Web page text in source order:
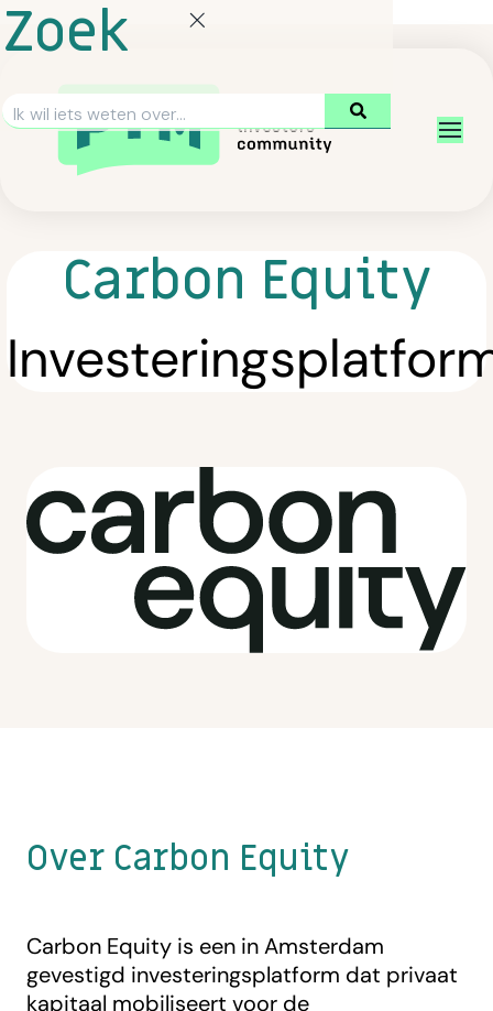
Zoek
Carbon Equity
Over Carbon Equity
Carbon Equity is een in Amsterdam
gevestigd investeringsplatform dat privaat
kapitaal mobiliseert voor de